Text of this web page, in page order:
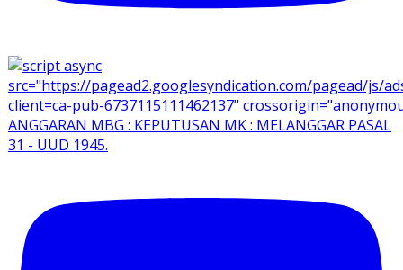
ANGGARAN MBG : KEPUTUSAN MK : MELANGGAR PASAL
31 - UUD 1945.